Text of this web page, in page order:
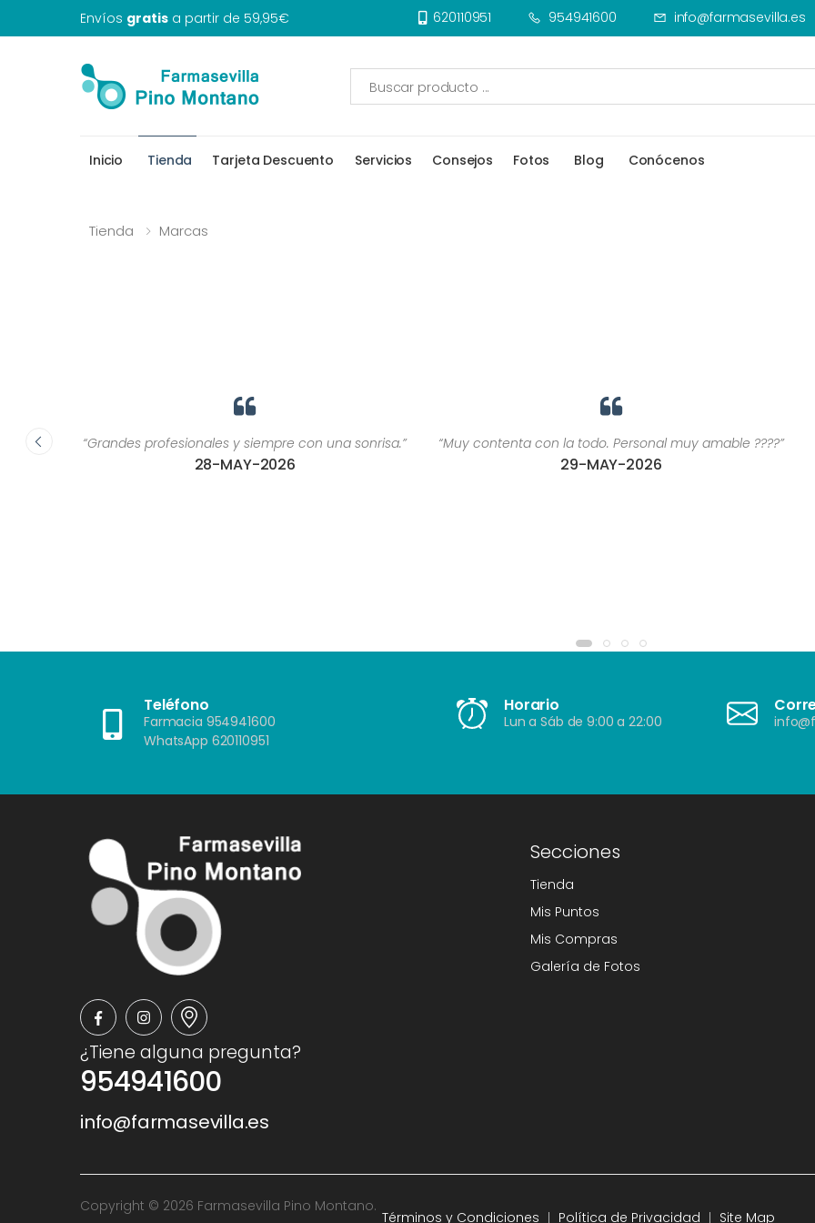
Envíos gratis a partir de 59,95€ 620110951 954941600 info@farmasevilla.es
Inicio Tienda Tarjeta Descuento Servicios Consejos Fotos Blog Conócenos
Tienda Marcas
son
“Grandes profesionales y siempre con una sonrisa.”
28-MAY-2026
“Muy contenta con la todo. Personal muy amable ????”
29-MAY-2026
Teléfono
Farmacia 954941600
WhatsApp 620110951
Horario
Lun a Sáb de 9:00 a 22:00
¿Tiene alguna pregunta?
954941600
info@farmasevilla.es
Secciones
Tienda
Mis Puntos
Mis Compras
Galería de Fotos
Copyright © 2026 Farmasevilla Pino Montano.
Términos y Condiciones Política de Privacidad Site Map